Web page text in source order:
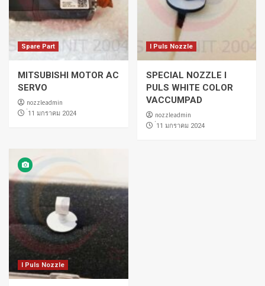
Spare Part
MITSUBISHI MOTOR AC
SERVO
nozzleadmin
่11 มกราคม 2024
I Puls Nozzle
SPECIAL NOZZLE I
PULS WHITE COLOR
VACCUMPAD
nozzleadmin
่11 มกราคม 2024
I Puls Nozzle